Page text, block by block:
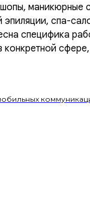
маникюрные
эпиляции, спа-
специфика
конкретной